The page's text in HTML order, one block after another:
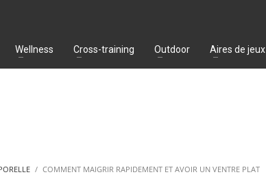
Wellness Cross-training Outdoor Aires de jeux
COMMENT MAIGRIR RAPIDEMENT ET AVOIR UN VENTRE PLAT